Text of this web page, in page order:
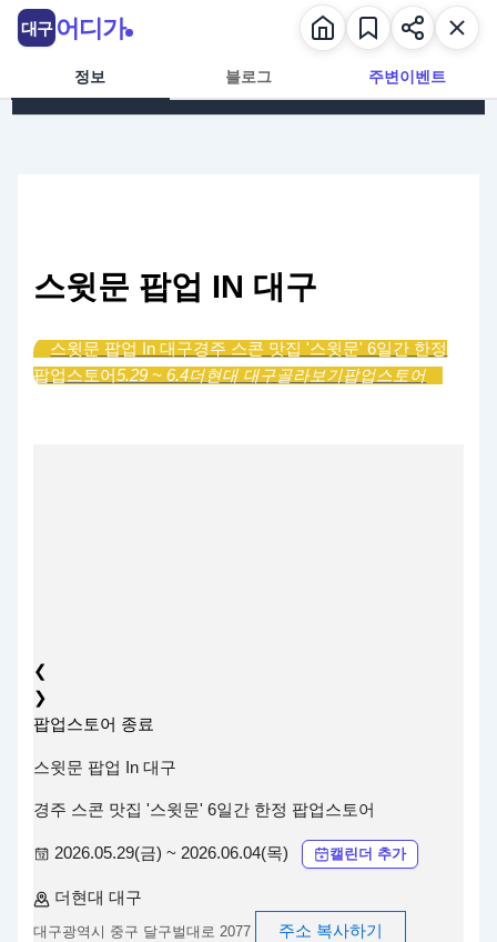
콘텐츠로 건너뛰기
정보 블로그 주변이벤트
스윗문 팝업 IN 대구
스윗문 팝업 In 대구경주 스콘 맛집 '스윗문' 6일간 한정
팝업스토어5.29 ~ 6.4더현대 대구골라보기팝업스토어
❮
❯
팝업스토어 종료
스윗문 팝업 In 대구
경주 스콘 맛집 '스윗문' 6일간 한정 팝업스토어
2026.05.29(금) ~ 2026.06.04(목) 캘린더 추가
더현대 대구
대구광역시 중구 달구벌대로 2077 주소 복사하기
대구 어디가